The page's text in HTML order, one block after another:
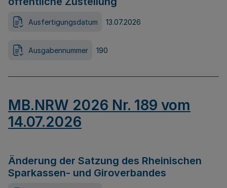
Ausfertigungsdatum 13.07.2026
Ausgabennummer 190
MB.NRW 2026 Nr. 189 vom
14.07.2026
Änderung der Satzung des Rheinischen
Sparkassen- und Giroverbandes